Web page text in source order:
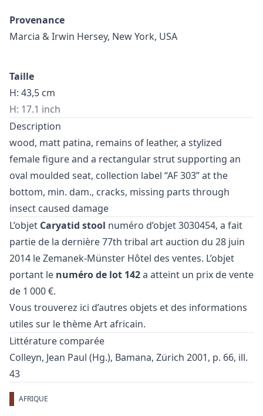
Provenance
Marcia & Irwin Hersey, New York, USA
Taille
H: 43,5 cm
H: 17.1 inch
Description
wood, matt patina, remains of leather, a stylized
female figure and a rectangular strut supporting an
oval moulded seat, collection label “AF 303” at the
bottom, min. dam., cracks, missing parts through
insect caused damage
L’objet Caryatid stool numéro d’objet 3030454, a fait
partie de la dernière77th tribal art auction du 28 juin
2014 le Zemanek-Münster Hôtel des ventes. L’objet
portant le numéro de lot 142a atteint un prix de vente
de 1 000 €.
Vous trouverez ici d’autres objets et des informations
utiles sur le thèmeArt africain.
Littérature comparée
Colleyn, Jean Paul (Hg.), Bamana, Zürich 2001, p. 66, ill.
43
AFRIQUE